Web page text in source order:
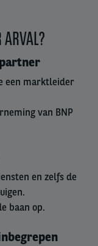
een marktleider
van BNP
en zelfs de
baan op.